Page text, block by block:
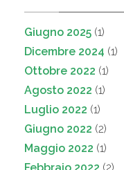
Giugno 2025 (1)
Dicembre 2024 (1)
Ottobre 2022 (1)
Agosto 2022 (1)
Luglio 2022 (1)
Giugno 2022 (2)
Maggio 2022 (1)